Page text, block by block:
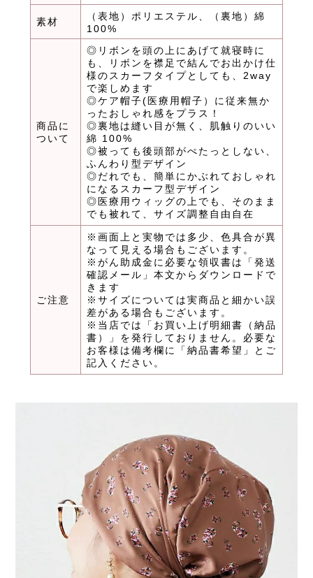
素材
（表地）ポリエステル、（裏地）綿
100%
商品に
ついて
◎リボンを頭の上にあげて就寝時に
も、リボンを襟足で結んでお出かけ仕
様のスカーフタイプとしても、2way
で楽しめます
◎ケア帽子(医療用帽子）に従来無か
ったおしゃれ感をプラス！
◎裏地は縫い目が無く、肌触りのいい
綿 100%
◎被っても後頭部がぺたっとしない、
ふんわり型デザイン
◎だれでも、簡単にかぶれておしゃれ
になるスカーフ型デザイン
◎医療用ウィッグの上でも、そのまま
でも被れて、サイズ調整自由自在
ご注意
※画面上と実物では多少、色具合が異
なって見える場合もございます。
※がん助成金に必要な領収書は「発送
確認メール」本文からダウンロードで
きます
※サイズについては実商品と細かい誤
差がある場合もございます。
※当店では「お買い上げ明細書（納品
書）」を発行しておりません。必要な
お客様は備考欄に「納品書希望」とご
記入ください。